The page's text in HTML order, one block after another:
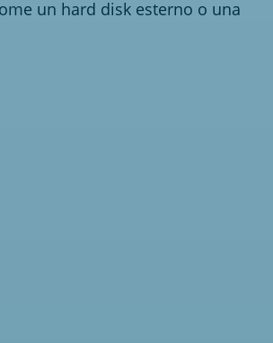
un hard disk esterno o una